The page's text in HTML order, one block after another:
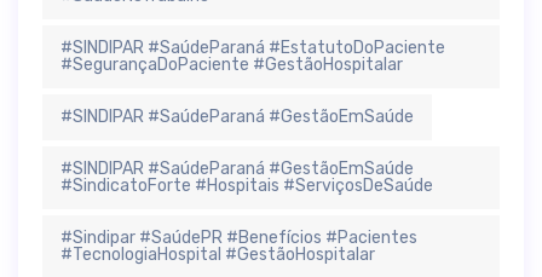
#SINDIPAR #SaúdeParaná #EstatutoDoPaciente
#SegurançaDoPaciente #GestãoHospitalar
#SINDIPAR #SaúdeParaná #GestãoEmSaúde
#SINDIPAR #SaúdeParaná #GestãoEmSaúde
#SindicatoForte #Hospitais #ServiçosDeSaúde
#Sindipar #SaúdePR #Benefícios #Pacientes
#TecnologiaHospital #GestãoHospitalar